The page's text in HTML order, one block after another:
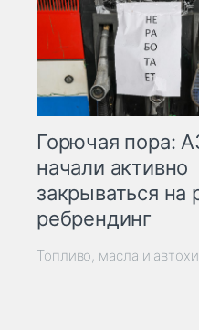
Горючая пора:
начали активно
закрываться на
ребрендинг
Топливо, масла и